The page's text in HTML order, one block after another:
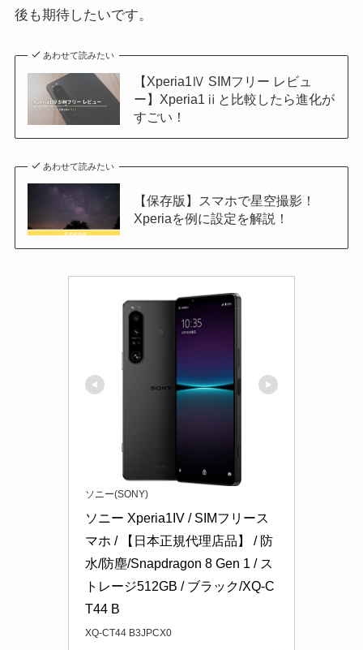
後も期待したいです。
あわせて読みたい
【Xperia1Ⅳ SIMフリー レビュ
ー】Xperia1ⅱと比較したら進化が
すごい！
あわせて読みたい
【保存版】スマホで星空撮影！
Xperiaを例に設定を解説！
ソニー(SONY)
ソニー Xperia1IV / SIMフリース
マホ / 【日本正規代理店品】 / 防
水/防塵/Snapdragon 8 Gen 1 / ス
トレージ512GB / ブラック/XQ-C
T44 B
XQ-CT44 B3JPCX0